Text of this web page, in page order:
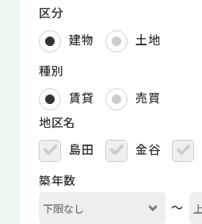
区分
建物
土地
種別
賃貸
売買
地区名
島田
金谷
築年数
～